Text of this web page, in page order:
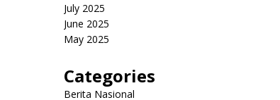
July 2025
June 2025
May 2025
Categories
Berita Nasional